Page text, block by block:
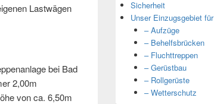
Lastwägen
bei Bad
2,00m
von ca. 6,50m
Sicherheit
Unser Einzugsgebiet für
– Aufzüge
– Behelfsbrücken
– Fluchttreppen
– Gerüstbau
– Rollgerüste
– Wetterschutz